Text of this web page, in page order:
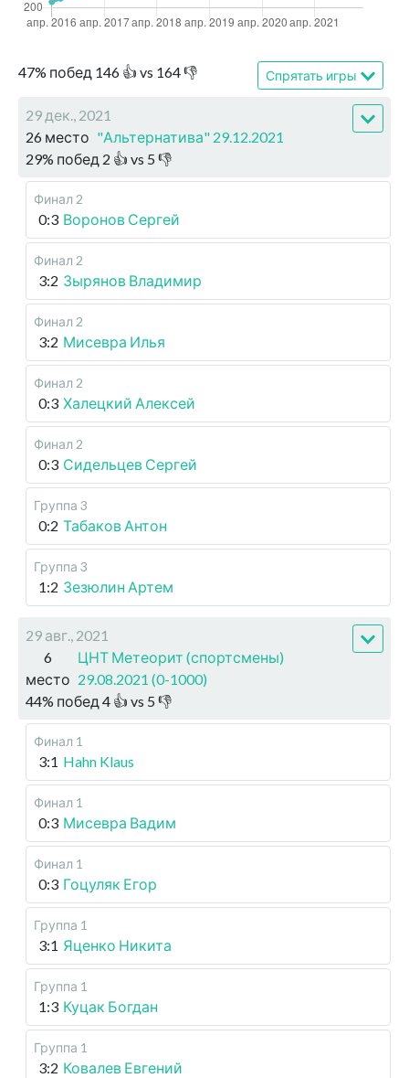
47% побед 146 👍 vs 164👎 Спрятать игры
29 дек., 2021
26 место "Альтернатива" 29.12.2021
29% побед 2 👍 vs 5 👎
Финал 2
0:3 Воронов Сергей
Финал 2
3:2 Зырянов Владимир
Финал 2
3:2 Мисевра Илья
Финал 2
0:3 Халецкий Алексей
Финал 2
0:3 Сидельцев Сергей
Группа 3
0:2 Табаков Антон
Группа 3
1:2 Зезюлин Артем
29 авг., 2021
6
место
ЦНТ Метеорит (спортсмены)
29.08.2021 (0-1000)
44% побед 4 👍 vs 5 👎
Финал 1
3:1 Hahn Klaus
Финал 1
0:3 Мисевра Вадим
Финал 1
0:3 Гоцуляк Егор
Группа 1
3:1 Яценко Никита
Группа 1
1:3 Куцак Богдан
Группа 1
3:2 Ковалев Евгений